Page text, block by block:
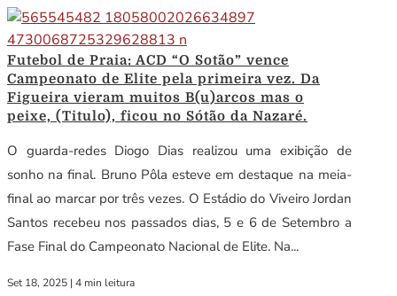
Futebol de Praia: ACD “O Sotão” vence
Campeonato de Elite pela primeira vez. Da
Figueira vieram muitos B(u)arcos mas o
peixe, (Titulo), ficou no Sótão da Nazaré.
O guarda-redes Diogo Dias realizou uma exibição de
sonho na final. Bruno Pôla esteve em destaque na meia-
final ao marcar por três vezes. O Estádio do Viveiro Jordan
Santos recebeu nos passados dias, 5 e 6 de Setembro a
Fase Final do Campeonato Nacional de Elite. Na...
Set 18, 2025 | 4 min leitura